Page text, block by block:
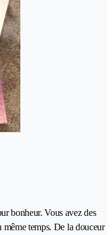
bonheur. Vous avez des
même temps. De la douceur